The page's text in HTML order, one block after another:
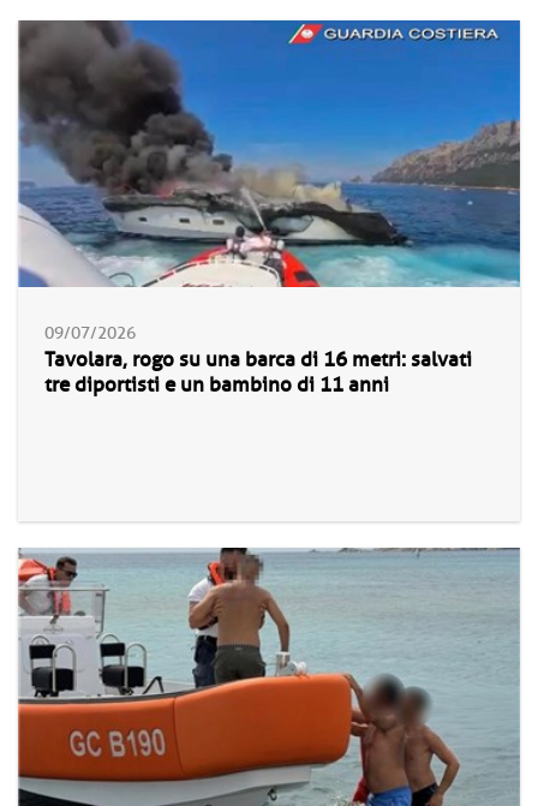
09/07/2026
Tavolara, rogo su una barca di 16 metri: salvati
tre diportisti e un bambino di 11 anni